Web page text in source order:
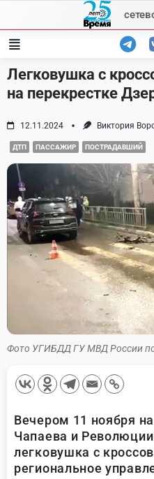
content
Легковушка с
на перекрестке
12.11.2024 Виктория
ДТП ПАССАЖИР ПОСТРАДАВШИЙ
Фото УГИБДД ГУ МВД России
Вечером 11 ноября
Чапаева и Революции
легковушка с
региональное